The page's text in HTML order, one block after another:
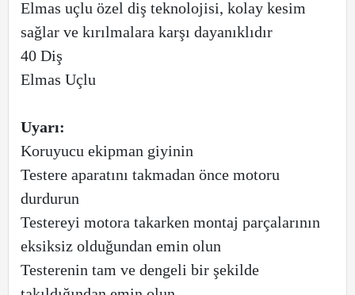
Elmas uçlu özel diş teknolojisi, kolay kesim
sağlar ve kırılmalara karşı dayanıklıdır
40 Diş
Elmas Uçlu
Uyarı:
Koruyucu ekipman giyinin
Testere aparatını takmadan önce motoru
durdurun
Testereyi motora takarken montaj parçalarının
eksiksiz olduğundan emin olun
Testerenin tam ve dengeli bir şekilde